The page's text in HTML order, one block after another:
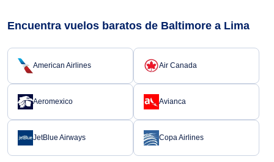
Encuentra vuelos baratos de Baltimore a Lima
American Airlines Air Canada
Aeromexico Avianca
JetBlue Airways Copa Airlines